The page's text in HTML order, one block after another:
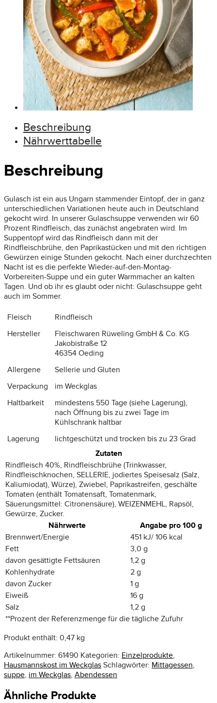
Beschreibung
Nährwerttabelle
Beschreibung
Gulasch ist ein aus Ungarn stammender Eintopf, der in ganz
unterschiedlichen Variationen heute auch in Deutschland
gekocht wird. In unserer Gulaschsuppe verwenden wir 60
Prozent Rindfleisch, das zunächst angebraten wird. Im
Suppentopf wird das Rindfleisch dann mit der
Rindfleischbrühe, den Paprikastücken und mit den richtigen
Gewürzen einige Stunden gekocht. Nach einer durchzechten
Nacht ist es die perfekte Wieder-auf-den-Montag-
Vorbereiten-Suppe und ein guter Warmmacher an kalten
Tagen. Und ob ihr es glaubt oder nicht: Gulaschsuppe geht
auch im Sommer.
Fleisch
Rindfleisch
Hersteller
Fleischwaren Rüweling GmbH & Co. KG
Jakobistraße 12
46354 Oeding
Allergene
Sellerie und Gluten
Verpackung
im Weckglas
Haltbarkeit
mindestens 550 Tage (siehe Lagerung),
nach Öffnung bis zu zwei Tage im
Kühlschrank haltbar
Lagerung
lichtgeschützt und trocken bis zu 23 Grad
Zutaten
Rindfleisch 40%, Rindfleischbrühe (Trinkwasser,
Rindfleischknochen, SELLERIE, jodiertes Speisesalz (Salz,
Kaliumiodat), Würze), Zwiebel, Paprikastreifen, geschälte
Tomaten (enthält Tomatensaft, Tomatenmark,
Säuerungsmittel: Citronensäure), WEIZENMEHL, Rapsöl,
Gewürze, Zucker.
Nährwerte
Angabe pro 100 g
Brennwert/Energie
451 kJ/ 106 kcal
Fett
3,0 g
davon gesättigte Fettsäuren
1,2 g
Kohlenhydrate
2 g
davon Zucker
1 g
Eiweiß
16 g
Salz
1,2 g
**Prozent der Referenzmenge für die tägliche Zufuhr
Produkt enthält: 0,47 kg
Artikelnummer: 61490 Kategorien: Einzelprodukte,
Hausmannskost im Weckglas Schlagwörter: Mittagessen,
suppe, im Weckglas, Abendessen
Ähnliche Produkte